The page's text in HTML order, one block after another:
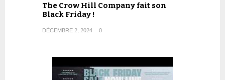
The Crow Hill Company fait son
Black Friday !
DÉCEMBRE 2, 2024 0